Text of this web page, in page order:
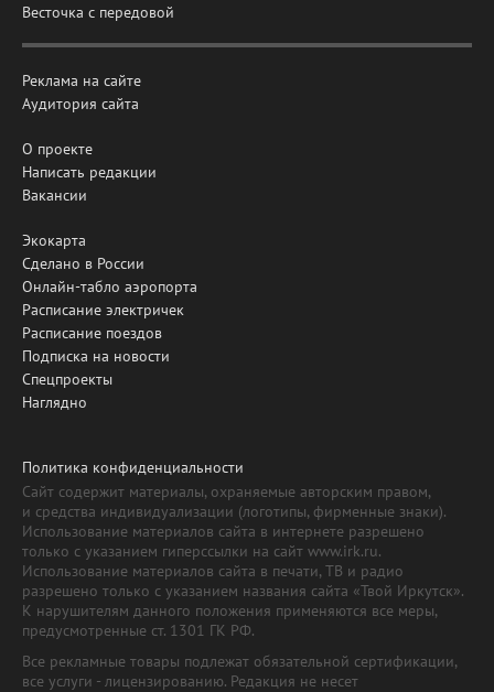
Весточка с передовой
Реклама на сайте
Аудитория сайта
О проекте
Написать редакции
Вакансии
Экокарта
Сделано в России
Онлайн-табло аэропорта
Расписание электричек
Расписание поездов
Подписка на новости
Спецпроекты
Наглядно
Политика конфиденциальности
Сайт содержит материалы, охраняемые авторским правом,
и средства индивидуализации (логотипы, фирменные знаки).
Использование материалов сайта в интернете разрешено
только с указанием гиперссылки на сайт www.irk.ru.
Использование материалов сайта в печати, ТВ и радио
разрешено только с указанием названия сайта «Твой Иркутск».
К нарушителям данного положения применяются все меры,
предусмотренные ст. 1301 ГК РФ.
Все рекламные товары подлежат обязательной сертификации,
все услуги - лицензированию. Редакция не несет